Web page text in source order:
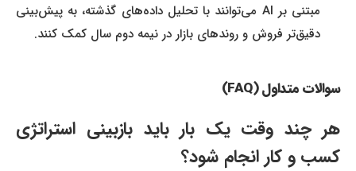
مبتنی بر AI می‌توانند با تحلیل داده‌های گذشته، به پیش‌بینی
دقیق‌تر فروش و روندهای بازار در نیمه دوم سال کمک کنند.
سوالات متداول (FAQ)
هر چند وقت یک بار باید بازبینی استراتژی
کسب و کار انجام شود؟